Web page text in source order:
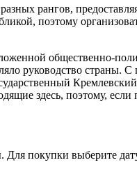
рангов,
поэтому
общественно-
руководство страны.
здесь, поэтому, если
покупки выберите